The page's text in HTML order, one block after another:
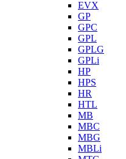
EVX
GP
GPC
GPL
GPLG
GPLi
HP
HPS
HR
HTL
MB
MBC
MBG
MBLi